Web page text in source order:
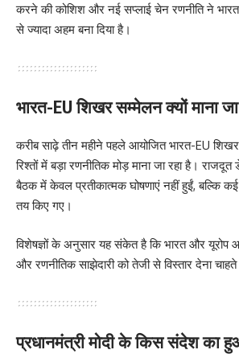
करने की कोशिश और नई सप्लाई चेन रणनीति ने
से ज्यादा अहम बना दिया है।
भारत-EU शिखर सम्मेलन क्यों माना
करीब साढ़े तीन महीने पहले आयोजित भारत-EU
रिश्तों में बड़ा रणनीतिक मोड़ माना जा रहा है।
बैठक में केवल प्रतीकात्मक घोषणाएं नहीं हुईं, बल्कि
तय किए गए।
विशेषज्ञों के अनुसार यह संकेत है कि भारत और यूरोप
और रणनीतिक साझेदारी को तेजी से विस्तार देना
प्रधानमंत्री मोदी के किस संदेश का